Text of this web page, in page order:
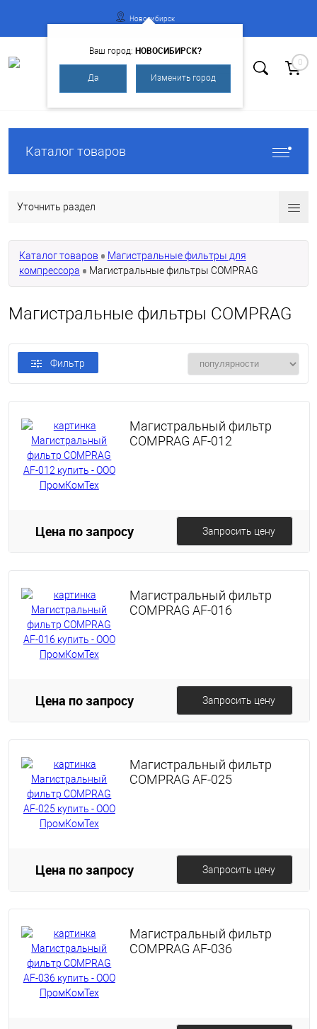
Регистрация
Новосибирск
Ваш город: НОВОСИБИРСК?
Да Изменить город
0
Каталог товаров
Уточнить раздел
Каталог товаров
Магистральные фильтры для
компрессора
Магистральные фильтры COMPRAG
Магистральные фильтры COMPRAG
Фильтр
Магистральный фильтр
COMPRAG AF-012
Цена по запросу Запросить цену
Магистральный фильтр
COMPRAG AF-016
Цена по запросу Запросить цену
Магистральный фильтр
COMPRAG AF-025
Цена по запросу Запросить цену
Магистральный фильтр
COMPRAG AF-036